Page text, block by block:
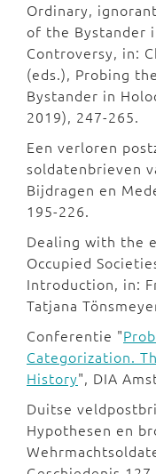
Ordinary,
of the Bystander
Controversy, in:
(eds.), Probing
Bystander in
2019), 247-265.
Een verloren
soldatenbrieven
Bijdragen en
195-226.
Dealing with the
Occupied
Introduction, in:
Tatjana
Conferentie "
Categorization.
History", DIA
Duitse
Hypothesen en